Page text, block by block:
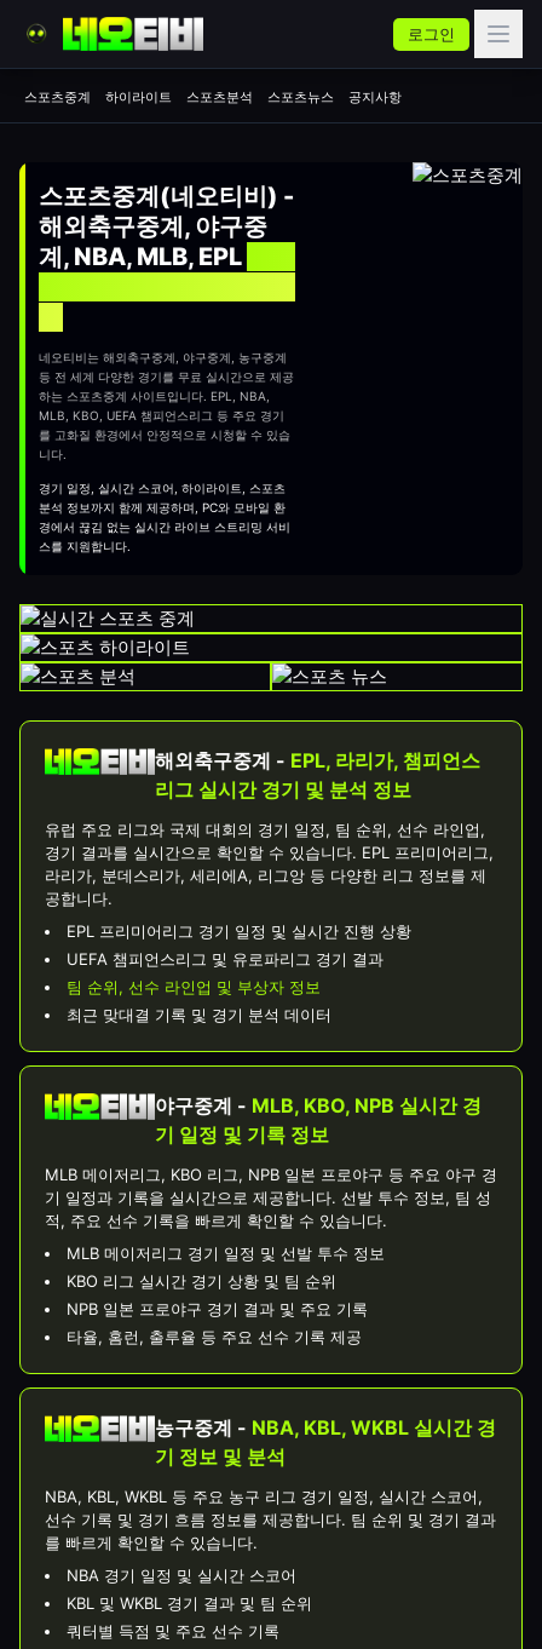
로그인
스포츠중계 하이라이트 스포츠분석 스포츠뉴스 공지사항
스포츠중계(네오티비) -
해외축구중계, 야구중
계, NBA, MLB, EPL
네오티비는 해외축구중계, 야구중계, 농구중계
등 전 세계 다양한 경기를 무료 실시간으로 제공
하는 스포츠중계 사이트입니다. EPL, NBA,
MLB, KBO, UEFA 챔피언스리그 등 주요 경기
를 고화질 환경에서 안정적으로 시청할 수 있습
니다.
경기 일정, 실시간 스코어, 하이라이트, 스포츠
분석 정보까지 함께 제공하며, PC와 모바일 환
경에서 끊김 없는 실시간 라이브 스트리밍 서비
스를 지원합니다.
해외축구중계 - EPL, 라리가, 챔피언스
리그 실시간 경기 및 분석 정보
유럽 주요 리그와 국제 대회의 경기 일정, 팀 순위, 선수 라인업,
경기 결과를 실시간으로 확인할 수 있습니다. EPL 프리미어리그,
라리가, 분데스리가, 세리에A, 리그앙 등 다양한 리그 정보를 제
공합니다.
EPL 프리미어리그 경기 일정 및 실시간 진행 상황
UEFA 챔피언스리그 및 유로파리그 경기 결과
팀 순위, 선수 라인업 및 부상자 정보
최근 맞대결 기록 및 경기 분석 데이터
야구중계 - MLB, KBO, NPB 실시간 경
기 일정 및 기록 정보
MLB 메이저리그, KBO 리그, NPB 일본 프로야구 등 주요 야구 경
기 일정과 기록을 실시간으로 제공합니다. 선발 투수 정보, 팀 성
적, 주요 선수 기록을 빠르게 확인할 수 있습니다.
MLB 메이저리그 경기 일정 및 선발 투수 정보
KBO 리그 실시간 경기 상황 및 팀 순위
NPB 일본 프로야구 경기 결과 및 주요 기록
타율, 홈런, 출루율 등 주요 선수 기록 제공
농구중계 - NBA, KBL, WKBL 실시간 경
기 정보 및 분석
NBA, KBL, WKBL 등 주요 농구 리그 경기 일정, 실시간 스코어,
선수 기록 및 경기 흐름 정보를 제공합니다. 팀 순위 및 경기 결과
를 빠르게 확인할 수 있습니다.
NBA 경기 일정 및 실시간 스코어
KBL 및 WKBL 경기 결과 및 팀 순위
쿼터별 득점 및 주요 선수 기록